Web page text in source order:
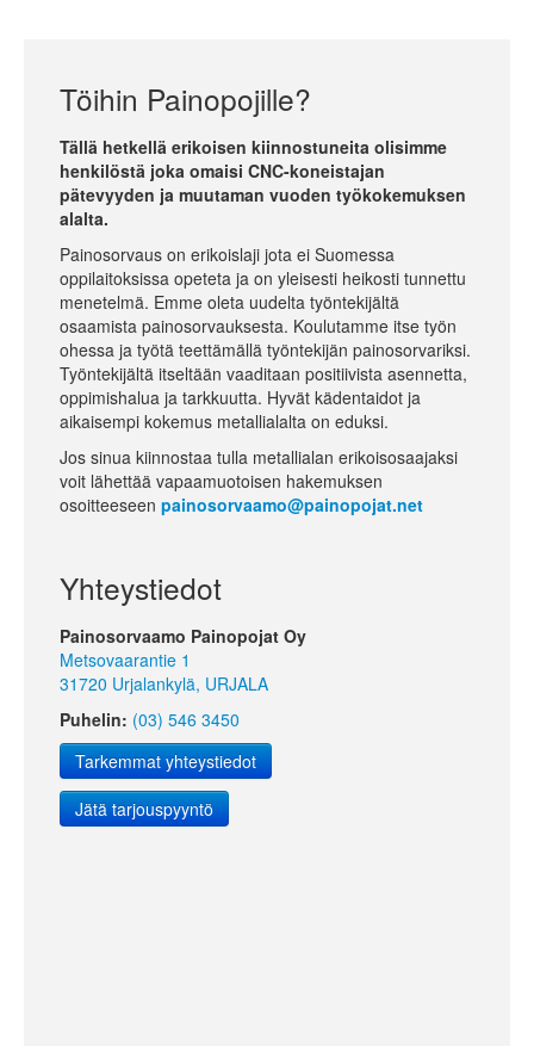
Töihin Painopojille?
Tällä hetkellä erikoisen kiinnostuneita olisimme
henkilöstä joka omaisi CNC-koneistajan
pätevyyden ja muutaman vuoden työkokemuksen
alalta.
Painosorvaus on erikoislaji jota ei Suomessa
oppilaitoksissa opeteta ja on yleisesti heikosti tunnettu
menetelmä. Emme oleta uudelta työntekijältä
osaamista painosorvauksesta. Koulutamme itse työn
ohessa ja työtä teettämällä työntekijän painosorvariksi.
Työntekijältä itseltään vaaditaan positiivista asennetta,
oppimishalua ja tarkkuutta. Hyvät kädentaidot ja
aikaisempi kokemus metallialalta on eduksi.
Jos sinua kiinnostaa tulla metallialan erikoisosaajaksi
voit lähettää vapaamuotoisen hakemuksen
osoitteeseen painosorvaamo@painopojat.net
Yhteystiedot
Painosorvaamo Painopojat Oy
Metsovaarantie 1
31720 Urjalankylä, URJALA
Puhelin: (03) 546 3450
Tarkemmat yhteystiedot
Jätä tarjouspyyntö